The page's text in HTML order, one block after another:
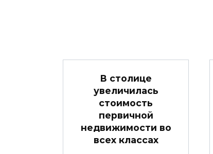
В столице
увеличилась
стоимость
первичной
недвижимости во
всех классах